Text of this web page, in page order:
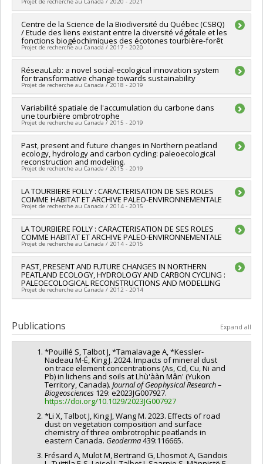
d'excellence
naturelles et génie du Canada (CRSNG)
PVX20965-(RGP) Programme de subvention à
la découverte individuelle ou de groupe
Lead researcher :Julie Talbot
Funding sources: CRSNG/Conseil de recherches en sciences
naturelles et génie du Canada (CRSNG)
Grant programs:PVXXXXXX-Supplément à l’appui des
étudiants, des stagiaires postdoctoraux et du personnel de
soutien à la recherche COVID-19
Centre de la Science de la Biodiversité du Québec (CSBQ)
/ Etude des liens existant entre la diversité végétale et les
fonctions biogéochimiques des écotones tourbière-forêt
Projet de recherche au Canada / 2017 - 2020
Lead researcher :Andrew Gonzalez
Co-researchers :Julie Talbot
Funding sources:
Grant programs:PVXXXXXX-(RS) Programme de
regroupements stratégiques
RéseauLab: a novel social-ecological innovation system
for transformative change towards sustainability
Projet de recherche au Canada / 2018 - 2019
Lead researcher :Roxane Maranger
Co-researchers :Kathryn Furlong,
Talbot
humaines du Canada
Grant programs:PVXXXXXX-FGR – Subvention de recherche
institutionnelle
Variabilité spatiale de l'accumulation du carbone dans
une tourbière ombrotrophe
Projet de recherche au Canada / 2015 - 2019
Lead researcher : Julie Talbot
Funding sources:FRQNT/Fonds de recherche du Québec -
Nature et technologies (FQRNT)
Grant programs:PVXXXXXX-(NC) Établissement de la relève
professorale
Past, present and future changes in Northern peatland
ecology, hydrology and carbon cycling: paleoecological
reconstruction and modeling.
Projet de recherche au Canada / 2015 - 2019
Lead researcher :Julie Talbot
Funding sources: FCI/Fondation canadienne pour l'innovation
Grant programs:
LA TOURBIERE FOLLY : CARACTERISATION DE SES ROLES
COMME HABITAT ET ARCHIVE PALEO-ENVIRONNEMENTALE
Projet de recherche au Canada / 2014 - 2015
Lead researcher :Julie Talbot
Funding sources: Amis du Parc de la Gatineau (Les)
Grant programs:
LA TOURBIERE FOLLY : CARACTERISATION DE SES ROLES
COMME HABITAT ET ARCHIVE PALEO-ENVIRONNEMENTALE
Projet de recherche au Canada / 2014 - 2015
Lead researcher : Julie Talbot
Funding sources:Commission de la capitale nationale
(Ottawa)
Grant programs:
PAST, PRESENT AND FUTURE CHANGES IN NORTHERN
PEATLAND ECOLOGY, HYDROLOGY AND CARBON CYCLING :
PALEOECOLOGICAL RECONSTRUCTIONS AND MODELLING
Projet de recherche au Canada / 2012 - 2014
Funding sources:
FCI/Fondation canadienne pour l'innovation
Grant programs:
Publications Expand all
*Pouillé S, Talbot J, *Tamalavage A, *Kessler-
Nadeau M-É, King J. 2024. Impacts of mineral dust
on trace element concentrations (As, Cd, Cu, Ni and
Pb) in lichens and soils at Lhù'ààn Mân' (Yukon
Territory, Canada). Journal of Geophysical Research –
Biogeosciences 129: e2023JG007927.
https://doi.org/10.1029/2023JG007927
*Li X, Talbot J, King J, Wang M. 2023. Effects of road
dust on vegetation composition and surface
chemistry of three ombrotrophic peatlands in
eastern Canada. Geoderma439:116665.
Frésard A, Mulot M, Bertrand G, Lhosmot A, Gandois